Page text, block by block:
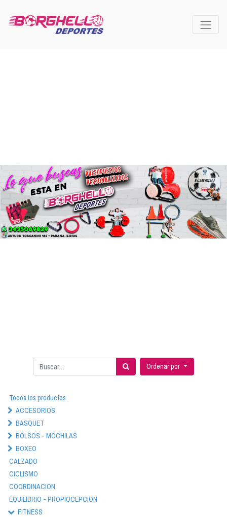
Ordenar por
Todos los productos
ACCESORIOS
BASQUET
BOLSOS - MOCHILAS
BOXEO
CALZADO
CICLISMO
COORDINACION
EQUILIBRIO - PROPIOCEPCION
FITNESS